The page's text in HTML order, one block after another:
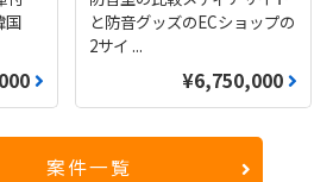
国
と防音グッズのECショップの
2サイ ...
¥6,750,000
案件一覧